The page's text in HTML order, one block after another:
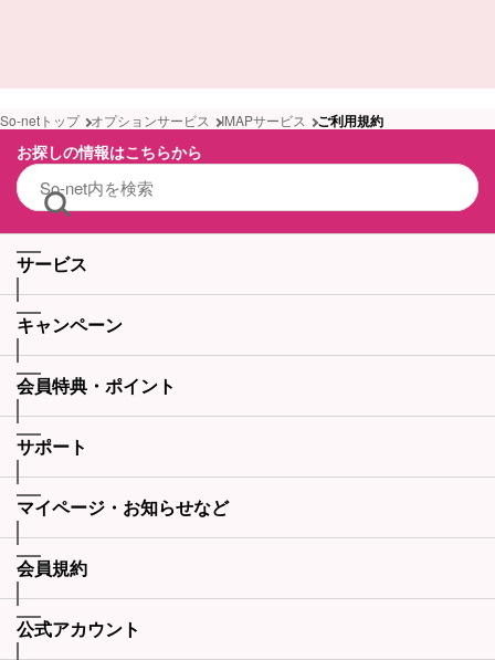
So-netトップ オプションサービス IMAPサービス ご利用規約
お探しの情報はこちらから
サービス
キャンペーン
会員特典・ポイント
サポート
マイページ・お知らせなど
会員規約
公式アカウント